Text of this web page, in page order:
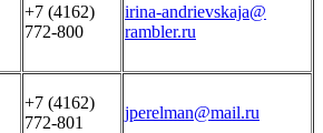
+7 (4162)
772-800
irina-andrievskaja@
rambler.ru
+7 (4162)
772-801
jperelman@mail.ru